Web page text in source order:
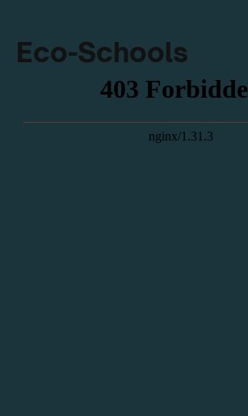
Eco-Schools